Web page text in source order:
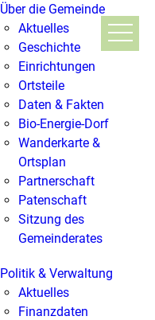
Über die Gemeinde
Aktuelles
Geschichte
Einrichtungen
Ortsteile
Daten & Fakten
Bio-Energie-Dorf
Wanderkarte &
Ortsplan
Partnerschaft
Patenschaft
Sitzung des
Gemeinderates
Politik & Verwaltung
Aktuelles
Finanzdaten